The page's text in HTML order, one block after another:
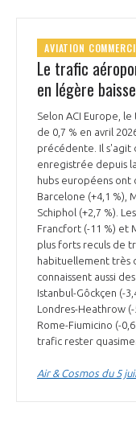
AVIATION
Le trafic
en légère
Selon ACI Europe,
de 0,7 % en avril
précédente. Il s'agit
enregistrée depuis
hubs européens ont
Barcelone (+4,1 %),
Schiphol (+2,7 %).
Francfort (-11 %) et
plus forts reculs de
habituellement très
connaissent aussi
Istanbul-Gôckçen (-
Londres-Heathrow
Rome-Fiumicino (-
trafic rester
Air & Cosmos du 5